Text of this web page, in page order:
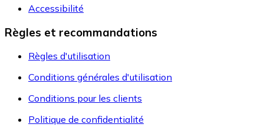
Accessibilité
Règles et recommandations
Règles d'utilisation
Conditions générales d'utilisation
Conditions pour les clients
Politique de confidentialité